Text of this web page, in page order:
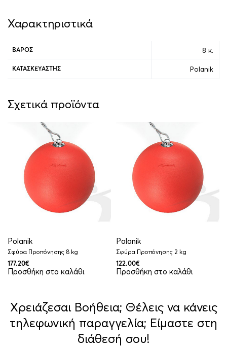
Χαρακτηριστικά
ΒΆΡΟΣ 8 κ.
ΚΑΤΑΣΚΕΥΑΣΤΉΣ Polanik
Σχετικά προϊόντα
Polanik
Σφύρα Προπόνησης 8 kg
177.20€
Προσθήκη στο καλάθι
Polanik
Σφύρα Προπόνησης 2 kg
122.00€
Προσθήκη στο καλάθι
Χρειάζεσαι Βοήθεια; Θέλεις να κάνεις
τηλεφωνική παραγγελία; Είμαστε στη
διάθεσή σου!